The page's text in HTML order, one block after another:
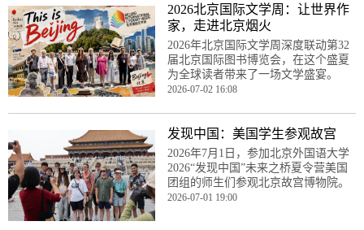
2026北京国际文学周：让世界作
家，走进北京烟火
2026年北京国际文学周深度联动第32
届北京国际图书博览会，在这个盛夏
为全球读者带来了一场文学盛宴。
2026-07-02 16:08
发现中国：美国学生参观故宫
2026年7月1日，参加北京外国语大学
2026“发现中国”未来之桥夏令营美国
团组的师生们参观北京故宫博物院。
2026-07-01 19:00